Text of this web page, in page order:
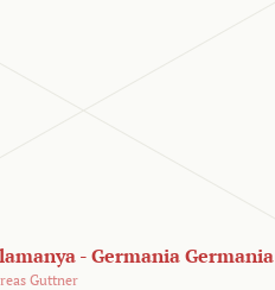
- Germania Germania
Guttner